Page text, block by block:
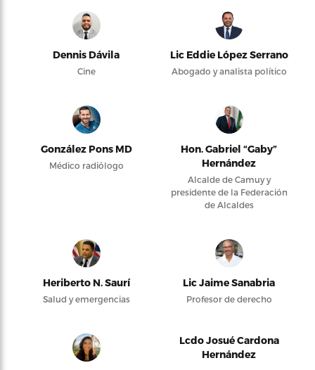
Dennis Dávila
Cine
Lic Eddie López Serrano
Abogado y analista político
González Pons MD
Médico radiólogo
Hon. Gabriel “Gaby”
Hernández
Alcalde de Camuy y
presidente de la Federación
de Alcaldes
Heriberto N. Saurí
Salud y emergencias
Lic Jaime Sanabria
Profesor de derecho
Lcdo Josué Cardona
Hernández